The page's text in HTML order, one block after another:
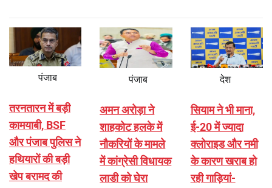
पंजाब
तरनतारन में बड़ी
कामयाबी, BSF
और पंजाब पुलिस ने
हथियारों की बड़ी
खेप बरामद की
पंजाब
अमन अरोड़ा ने
शाहकोट हलके में
नौकरियों के मामले
में कांग्रेसी विधायक
लाडी को घेरा
देश
सियाम ने भी माना,
ई-20 में ज्यादा
क्लोराइड और नमी
के कारण खराब हो
रही गाड़ियां-